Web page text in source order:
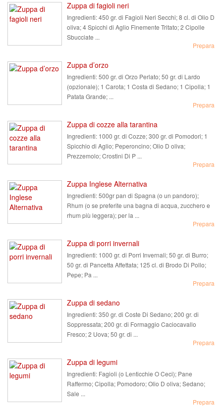
Zuppa di fagioli neri
Ingredienti:450 gr. di Fagioli Neri Secchi; 8 cl. di Olio D
oliva; 4 Spicchi di Aglio Finemente Tritato; 2 Cipolle
Sbucciate ...
Prepara
Zuppa d’orzo
Ingredienti:500 gr. di Orzo Perlato; 50 gr. di Lardo
(opzionale); 1 Carota; 1 Costa di Sedano; 1 Cipolla; 1
Patata Grande; ...
Prepara
Zuppa di cozze alla tarantina
Ingredienti: 1000 gr. di Cozze; 300 gr. di Pomodori; 1
Spicchio di Aglio; Peperoncino; Olio D oliva;
Prezzemolo; Crostini Di P ...
Prepara
Zuppa Inglese Alternativa
Ingredienti:500gr pan di Spagna (o un pandoro);
Rhum (o se preferite una bagna di acqua, zucchero e
rhum più leggera); per la ...
Prepara
Zuppa di porri invernali
Ingredienti: 1000 gr. di Porri Invernali; 50 gr. di Burro;
50 gr. di Pancetta Affettata; 125 cl. di Brodo Di Pollo;
Pepe; Pa ...
Prepara
Zuppa di sedano
Ingredienti:350 gr. di Coste Di Sedano; 200 gr. di
Soppressata; 200 gr. di Formaggio Caciocavallo
Fresco; 2 Uova; 50 gr. di ...
Prepara
Zuppa di legumi
Ingredienti: Fagioli (o Lenticchie O Ceci); Pane
Raffermo; Cipolla; Pomodoro; Olio D oliva; Sedano;
Sale ...
Prepara